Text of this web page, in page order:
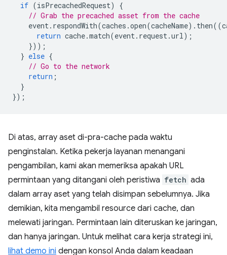
if (isPrecachedRequest)
{
// Grab the precached asset from the cache
event. respondWith(caches .open(cacheName). then((
return cache.match(event. request.url);
}));
} else {
// Go to the network
return ;
}
});
Di atas, array aset di-pra-cache pada waktu
penginstalan. Ketika pekerja layanan menangani
pengambilan, kami akan memeriksa apakah URL
permintaan yang ditangani oleh peristiwa fetch ada
dalam array aset yang telah disimpan sebelumnya. Jika
demikian, kita mengambil resource dari cache, dan
melewati jaringan. Permintaan lain diteruskan ke jaringan,
dan hanya jaringan. Untuk melihat cara kerja strategi ini,
lihat demo ini dengan konsol Anda dalam keadaan